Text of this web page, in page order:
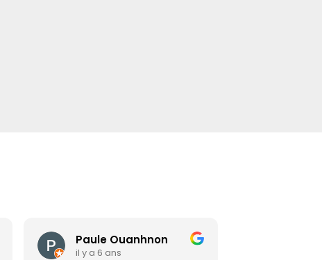
patrick lebegue
il y a 6 ans